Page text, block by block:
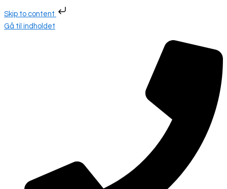
Skip to content
Gå til indholdet